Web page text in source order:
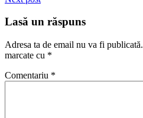
Lasă un răspuns
Adresa ta de email nu va fi publicată.
marcate cu *
Comentariu *